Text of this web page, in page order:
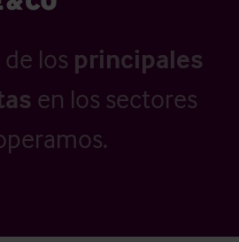
los principales
en los sectores